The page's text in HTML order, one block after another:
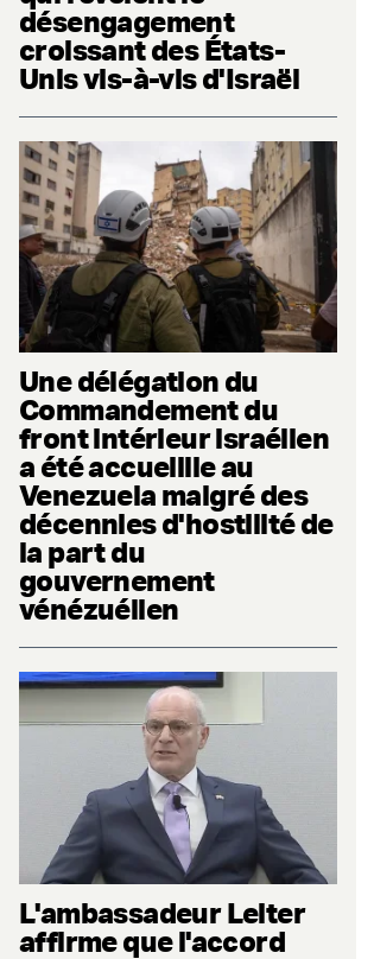
désengagement
croissant des États-
Unis vis-à-vis d'Israël
Une délégation du
Commandement du
front intérieur israélien
a été accueillie au
Venezuela malgré des
décennies d'hostilité de
la part du
gouvernement
vénézuélien
L'ambassadeur Leiter
affirme que l'accord